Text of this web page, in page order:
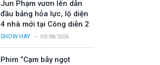
Jun Phạm vươn lên dẫn
đầu bảng hỏa lực, lộ diện
4 nhà mới tại Công diễn 2
SHOW HAY 03/08/2026
Phim “Cạm bẫy ngọt